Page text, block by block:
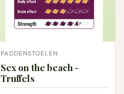
PADDENSTOELEN
Sex on the beach -
Truffels